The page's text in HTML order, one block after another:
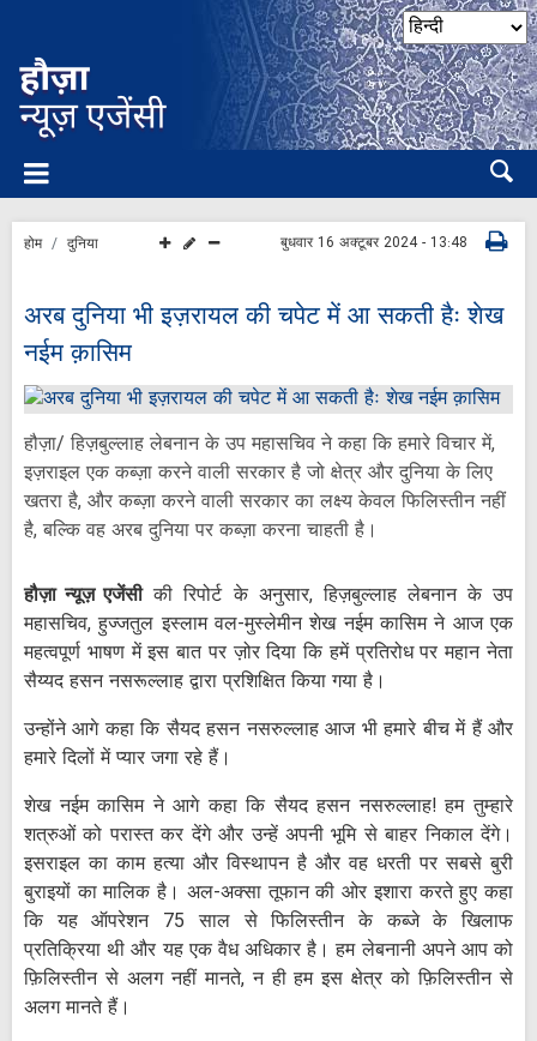
होम दुनिया बुधवार 16 अक्टूबर 2024 - 13:48
अरब दुनिया भी इज़रायल की चपेट में आ सकती हैः शेख
नईम क़ासिम
हौज़ा/ हिज़बुल्लाह लेबनान के उप महासचिव ने कहा कि हमारे विचार में,
इज़राइल एक कब्ज़ा करने वाली सरकार है जो क्षेत्र और दुनिया के लिए
खतरा है, और कब्ज़ा करने वाली सरकार का लक्ष्य केवल फिलिस्तीन नहीं
है, बल्कि वह अरब दुनिया पर कब्ज़ा करना चाहती है।
हौज़ा न्यूज़ एजेंसीकी रिपोर्ट के अनुसार, हिज़बुल्लाह लेबनान के उप
महासचिव, हुज्जतुल इस्लाम वल-मुस्लेमीन शेख नईम कासिम ने आज एक
महत्वपूर्ण भाषण में इस बात पर ज़ोर दिया कि हमें प्रतिरोध पर महान नेता
सैय्यद हसन नसरूल्लाह द्वारा प्रशिक्षित किया गया है।
उन्होंने आगे कहा कि सैयद हसन नसरुल्लाह आज भी हमारे बीच में हैं और
हमारे दिलों में प्यार जगा रहे हैं।
शेख नईम कासिम ने आगे कहा कि सैयद हसन नसरुल्लाह! हम तुम्हारे
शत्रुओं को परास्त कर देंगे और उन्हें अपनी भूमि से बाहर निकाल देंगे।
इसराइल का काम हत्या और विस्थापन है और वह धरती पर सबसे बुरी
बुराइयों का मालिक है। अल-अक्सा तूफान की ओर इशारा करते हुए कहा
कि यह ऑपरेशन 75 साल से फिलिस्तीन के कब्जे के खिलाफ
प्रतिक्रिया थी और यह एक वैध अधिकार है। हम लेबनानी अपने आप को
फ़िलिस्तीन से अलग नहीं मानते, न ही हम इस क्षेत्र को फ़िलिस्तीन से
अलग मानते हैं।